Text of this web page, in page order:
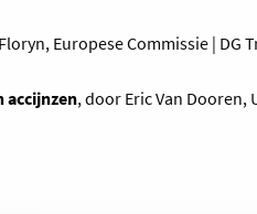
Europese Commissie | DG
accijnzen, door Eric Van